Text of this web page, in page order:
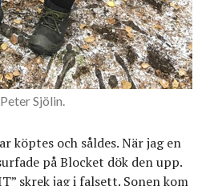
Peter Sjölin.
köptes och såldes. När jag en
på Blocket dök den upp.
skrek jag i falsett. Sonen kom